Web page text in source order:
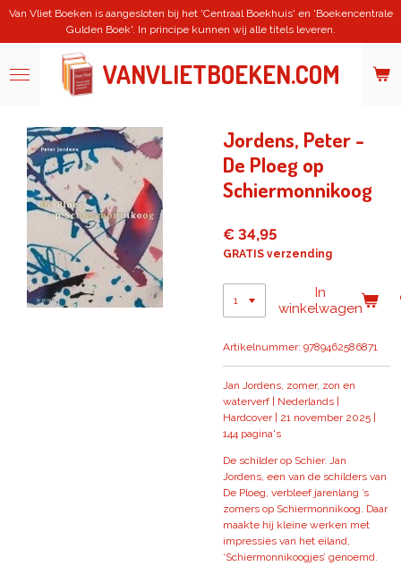
Ga
hoofdinhoud
VANVLIETBOEKEN.COM
Van Vliet Boeken is aangesloten bij het 'Centraal Boekhuis' en 'Boekencentrale
Gulden Boek'. In principe kunnen wij alle titels leveren.
Jordens, Peter -
De Ploeg op
Schiermonnikoog
€ 34,95
GRATIS verzending
In
winkelwagen
Artikelnummer: 9789462586871
Jan Jordens, zomer, zon en
waterverf | Nederlands |
Hardcover | 21 november 2025 |
144 pagina's
De schilder op Schier. Jan
Jordens, een van de schilders van
De Ploeg, verbleef jarenlang ’s
zomers op Schiermonnikoog. Daar
maakte hij kleine werken met
impressies van het eiland,
‘Schiermonnikoogjes’ genoemd.